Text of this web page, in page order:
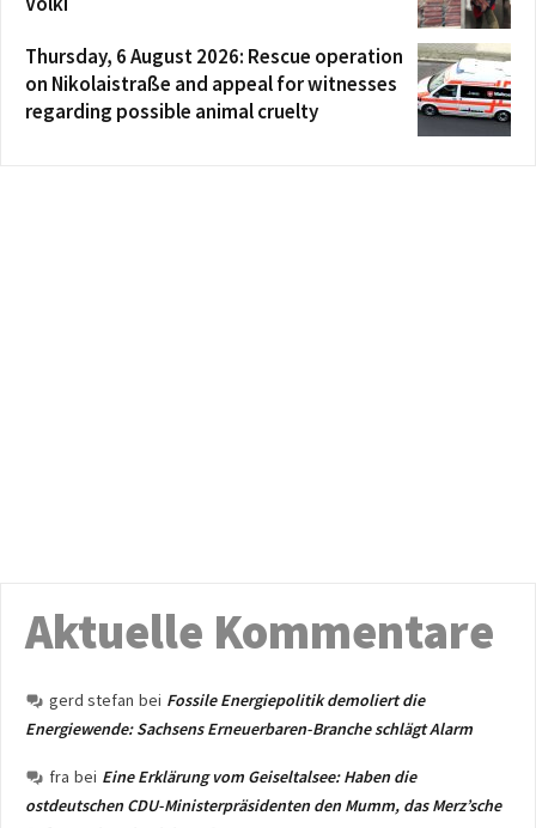
Thursday, 6 August 2026: Rescue operation
on Nikolaistraße and appeal for witnesses
regarding possible animal cruelty
Aktuelle Kommentare
gerd stefan bei Fossile Energiepolitik demoliert die
Energiewende: Sachsens Erneuerbaren-Branche schlägt Alarm
fra bei Eine Erklärung vom Geiseltalsee: Haben die
ostdeutschen CDU-Ministerpräsidenten den Mumm, das Merz’sche